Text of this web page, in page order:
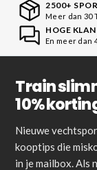
2500+
Meer dan 30
HOGE
En meer dan
Train
10%
Nieuwe
kooptips die
in je mailbox. Als